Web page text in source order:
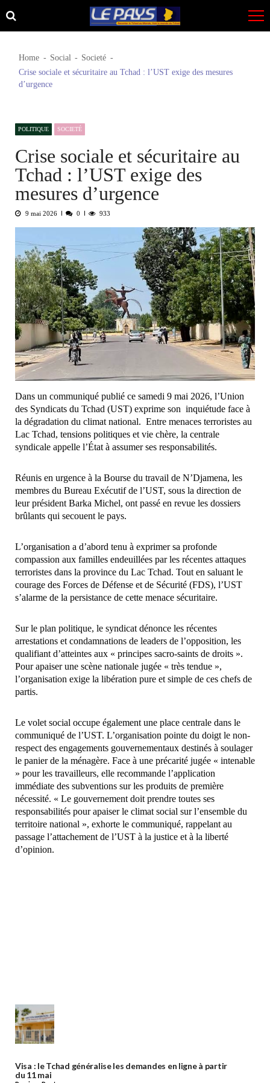
Skip
to
Skip
to
Home Social
Societé
Crise sociale et sécuritaire au Tchad : l’UST exige des mesures
d’urgence
POLITIQUE SOCIETÉ
Crise sociale et sécuritaire au
Tchad : l’UST exige des
mesures d’urgence
9 mai 2026 0 933
Dans un communiqué publié ce samedi 9 mai 2026, l’Union
des Syndicats du Tchad (UST) exprime son inquiétude face à
la dégradation du climat national. Entre menaces terroristes au
Lac Tchad, tensions politiques et vie chère, la centrale
syndicale appelle l’État à assumer ses responsabilités.
Réunis en urgence à la Bourse du travail de N’Djamena, les
membres du Bureau Exécutif de l’UST, sous la direction de
leur président Barka Michel, ont passé en revue les dossiers
brûlants qui secouent le pays.
L’organisation a d’abord tenu à exprimer sa profonde
compassion aux familles endeuillées par les récentes attaques
terroristes dans la province du Lac Tchad. Tout en saluant le
courage des Forces de Défense et de Sécurité (FDS), l’UST
s’alarme de la persistance de cette menace sécuritaire.
Sur le plan politique, le syndicat dénonce les récentes
arrestations et condamnations de leaders de l’opposition, les
qualifiant d’atteintes aux « principes sacro-saints de droits ».
Pour apaiser une scène nationale jugée « très tendue »,
l’organisation exige la libération pure et simple de ces chefs de
partis.
Le volet social occupe également une place centrale dans le
communiqué de l’UST. L’organisation pointe du doigt le non-
respect des engagements gouvernementaux destinés à soulager
le panier de la ménagère. Face à une précarité jugée « intenable
» pour les travailleurs, elle recommande l’application
immédiate des subventions sur les produits de première
nécessité. « Le gouvernement doit prendre toutes ses
responsabilités pour apaiser le climat social sur l’ensemble du
territoire national », exhorte le communiqué, rappelant au
passage l’attachement de l’UST à la justice et à la liberté
d’opinion.
Visa : le Tchad généralise les demandes en ligne à partir
du 11 mai